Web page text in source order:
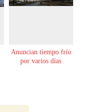
Anuncian tiempo frío
por varios días